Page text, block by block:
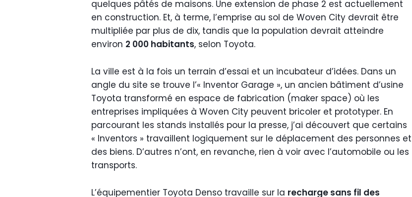
quelques pâtés de maisons. Une extension de phase 2 est actuellement
en construction. Et, à terme, l’emprise au sol de Woven City devrait être
multipliée par plus de dix, tandis que la population devrait atteindre
environ 2 000 habitants, selon Toyota.
La ville est à la fois un terrain d’essai et un incubateur d’idées. Dans un
angle du site se trouve l’« Inventor Garage », un ancien bâtiment d’usine
Toyota transformé en espace de fabrication (maker space) où les
entreprises impliquées à Woven City peuvent bricoler et prototyper. En
parcourant les stands installés pour la presse, j’ai découvert que certains
« Inventors » travaillent logiquement sur le déplacement des personnes et
des biens. D’autres n’ont, en revanche, rien à voir avec l’automobile ou les
transports.
L’équipementier Toyota Denso travaille sur la recharge sans fil des